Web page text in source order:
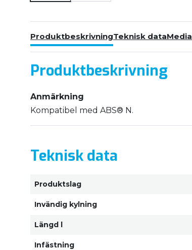
ProduktbeskrivningTeknisk dataMedia
Produktbeskrivning
Anmärkning
Kompatibel med ABS® N.
Teknisk data
Produktslag
Invändig kylning
Längd l
Infästning